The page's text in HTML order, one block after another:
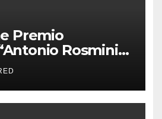
Premio
Rosmini”,